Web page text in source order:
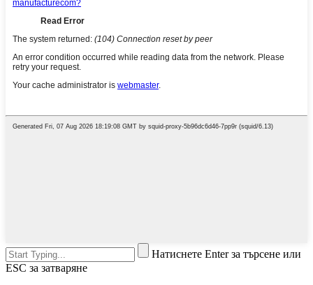
Натиснете Enter за търсене или
ESC за затваряне